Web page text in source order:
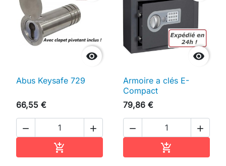

Abus Keysafe 729
66,55 €
 


Armoire a clés E-
Compact
79,86 €
 
